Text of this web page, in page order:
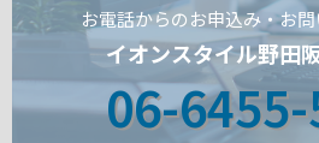
お電話からのお申込み・お
イオンスタイル野田
06-